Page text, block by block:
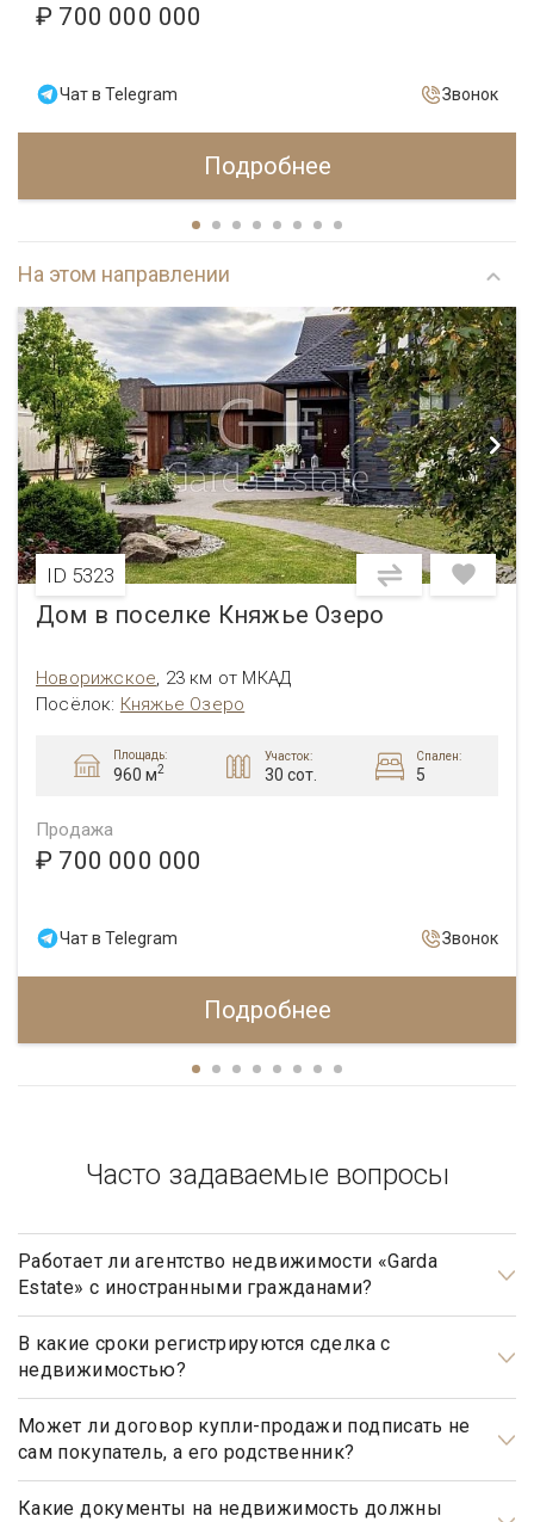
₽ 700 000 000
Чат в Telegram Звонок
Подробнее
На этом направлении
ID 5323
Дом в поселке Княжье Озеро
Новорижское, 23 км от МКАД
Посёлок: Княжье Озеро
Площадь:
960 м2
Участок:
30 сот.
Спален:
5
Продажа
₽ 700 000 000
Чат в Telegram Звонок
Подробнее
Часто задаваемые вопросы
Работает ли агентство недвижимости «Garda
Estate» с иностранными гражданами?
Да, наше агентство недвижимости, работает с
иностранными гражданами не резидентами РФ.
В какие сроки регистрируются сделка с
недвижимостью?
Общим сроком для регистрации прав на недвижимое
имущество и сделок с ним является один месяц. Некоторые
виды регистрационных действий осуществляются в более
короткие сроки.
Может ли договор купли-продажи подписать не
сам покупатель, а его родственник?
Может, но для этого необходимо иметь действующую
нотариально заверенную доверенность.
Какие документы на недвижимость должны